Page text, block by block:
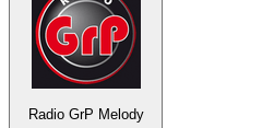
Radio GrP Melody